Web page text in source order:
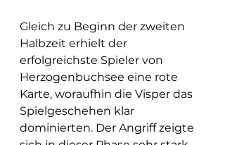
Gleich zu Beginn der zweiten
Halbzeit erhielt der
erfolgreichste Spieler von
Herzogenbuchsee eine rote
Karte, woraufhin die Visper das
Spielgeschehen klar
dominierten. Der Angriff zeigte